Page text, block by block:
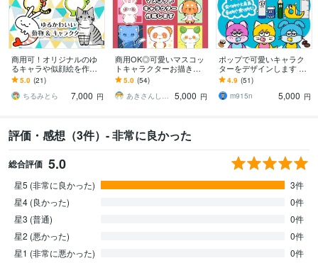
商用可！オリジナルのゆ
るキャラや似顔絵を作成
します ゆるい・かわい
い・脱力・シンプル！キ
ャラデザも大歓迎です！
5.0 (21)
ちるみとら
7,000 円
商用OK◎可愛いマスコッ
トキャラクターお描きし
ます 2頭身、まるい、可愛
いが得意です！
5.0 (54)
あきさんしゃいん
5,000 円
ポップで可愛いキャラク
ターをデザインします モ
ノや食べ物でも『キャラ
クター化』出来ます
4.9 (51)
m915n
5,000 円
評価・感想（3件）- 非常に良かった
総合評価 5.0
星5 (非常に良かった)
3件
星4 (良かった)
0件
星3 (普通)
0件
星2 (悪かった)
0件
星1 (非常に悪かった)
0件